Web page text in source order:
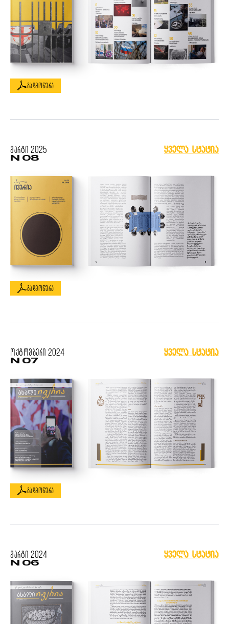
გადმოწერა
მარტი 2025
N 08
ყველა სტატია
გადმოწერა
ოქტომბერი 2024
N 07
ყველა სტატია
გადმოწერა
მარტი 2024
N 06
ყველა სტატია